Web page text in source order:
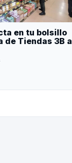
en tu bolsillo
de Tiendas 3B a